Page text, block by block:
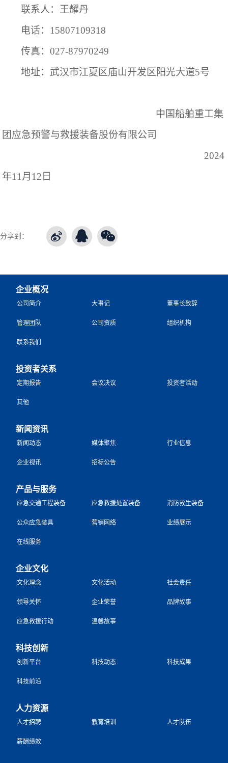
联系人：王耀丹
电话： 15807109318
传真：027-87970249
地址：武汉市江夏区庙山开发区阳光大道5号
中国船舶重工集
团应急预警与救援装备股份有限公司
2024
年1 1 月 12 日
分享到：
企业概况
公司简介 大事记 董事长致辞
管理团队 公司资质 组织机构
联系我们
投资者关系
定期报告 会议决议 投资者活动
其他
新闻资讯
新闻动态 媒体聚焦 行业信息
企业视讯 招标公告
产品与服务
应急交通工程装备 应急救援处置装备 消防救生装备
公众应急装具 营销网络 业绩展示
在线服务
企业文化
文化理念 文化活动 社会责任
领导关怀 企业荣誉 品牌故事
应急救援行动 温馨故事
科技创新
创新平台 科技动态 科技成果
科技前沿
人力资源
人才招聘 教育培训 人才队伍
薪酬绩效